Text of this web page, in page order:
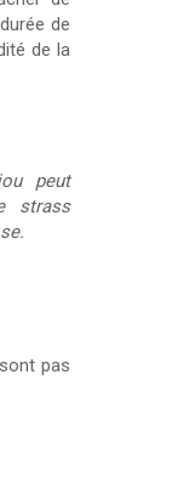
de
de la
peut
strass
pas